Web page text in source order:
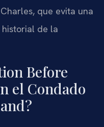
que evita una
de la
Before
el Condado